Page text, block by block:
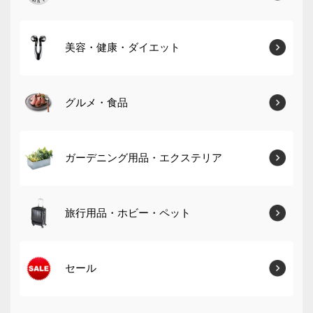
美容・健康・ダイエット
グルメ・食品
ガーデニング用品・エクステリア
旅行用品・ホビー・ペット
セール